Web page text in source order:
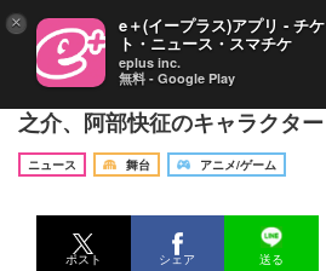
『東京カラーソニック!!』the
之介、阿部快征のキャラクタ
ニュース 舞台
アニメ/ゲーム
ポスト シェア 送る
× e＋(イープラス)アプリ - チ
ト・ニュース・スマチケ
eplus inc.
無料 - Google Play